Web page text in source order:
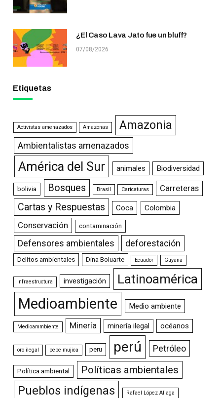
¿El Caso Lava Jato fue un bluff?
07/08/2026
Etiquetas
Activistas amenazados Amazonas Amazonia
Ambientalistas amenazados
América del Sur animales Biodiversidad
bolivia Bosques Brasil Caricaturas Carreteras
Cartas y Respuestas Coca Colombia
Conservación contaminación
Defensores ambientales deforestación
Delitos ambientales Dina Boluarte Ecuador Guyana
Infraestructura investigación Latinoamérica
Medioambiente Medio ambiente
Medioammbiente Minería minería ilegal océanos
oro ilegal pepe mujica peru perú Petróleo
Política ambiental Políticas ambientales
Pueblos indígenas Rafael López Aliaga